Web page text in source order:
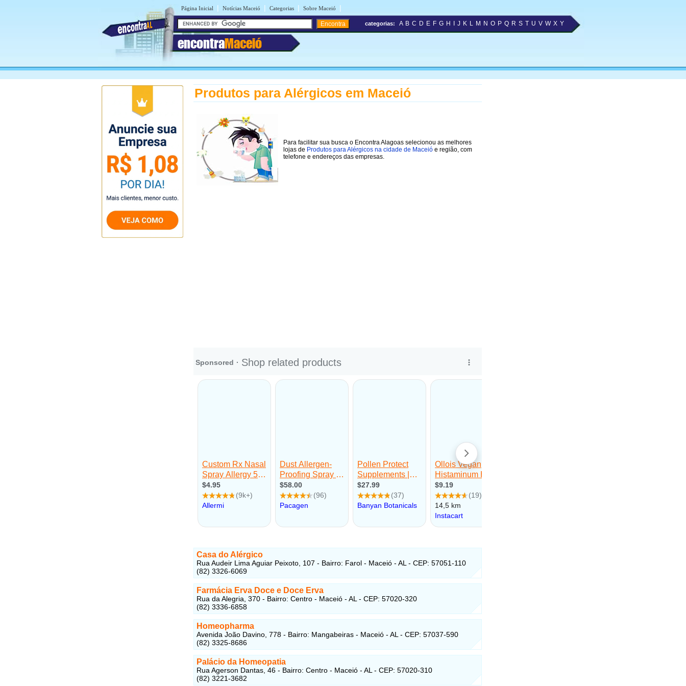
Página Inicial | Notícias Maceió | Categorias | Sobre Maceió |
encontraMaceió
categorias: A B C D E F G H J K L M N O P Q R S T U V W X Y
Produtos para Alérgicos em Maceió
Para facilitar sua busca o Encontra Alagoas selecionou as melhores
lojas de Produtos para Alérgicos na cidade de Maceió e região, com
telefone e endereços das empresas.
Casa do Alérgico
Rua Audeir Lima Aguiar Peixoto, 107 - Bairro: Farol - Maceió - AL - CEP: 57051-110
(82) 3326-6069
Farmácia Erva Doce e Doce Erva
Rua da Alegria, 370 - Bairro: Centro - Maceió - AL - CEP: 57020-320
(82) 3336-6858
Homeopharma
Avenida João Davino, 778 - Bairro: Mangabeiras - Maceió - AL - CEP: 57037-590
(82) 3325-8686
Palácio da Homeopatia
Rua Agerson Dantas, 46 - Bairro: Centro - Maceió - AL - CEP: 57020-310
(82) 3221-3682